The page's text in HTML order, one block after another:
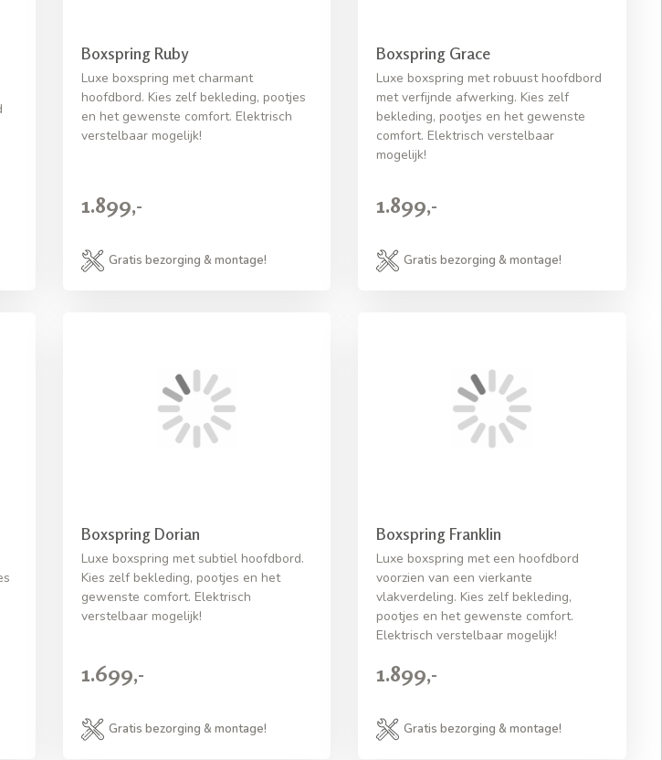
Boxspring Ruby
Luxe boxspring met charmant
hoofdbord. Kies zelf bekleding, pootjes
en het gewenste comfort. Elektrisch
verstelbaar mogelijk!
1.899,-
Gratis bezorging & montage!
Boxspring Grace
Luxe boxspring met robuust hoofdbord
met verfijnde afwerking. Kies zelf
bekleding, pootjes en het gewenste
comfort. Elektrisch verstelbaar
mogelijk!
1.899,-
Gratis bezorging & montage!
Boxspring Dorian
Luxe boxspring met subtiel hoofdbord.
Kies zelf bekleding, pootjes en het
gewenste comfort. Elektrisch
verstelbaar mogelijk!
1.699,-
Gratis bezorging & montage!
Boxspring Franklin
Luxe boxspring met een hoofdbord
voorzien van een vierkante
vlakverdeling. Kies zelf bekleding,
pootjes en het gewenste comfort.
Elektrisch verstelbaar mogelijk!
1.899,-
Gratis bezorging & montage!